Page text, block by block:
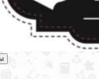
ОГЭ, ВПР, МЦКО,